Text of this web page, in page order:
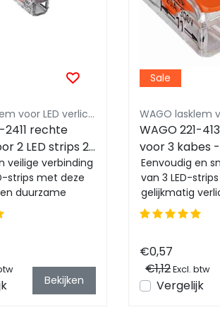
WAGO lasklem voor LED verlichting
2411 rechte
2 LED strips 2
- WAGO
veilige verbinding
strips met deze
duurzame
Bekijken
Sale
WAGO 221-
voor 3 kabes
kabel splitter
Eenvoudig en
van 3 LED-
gelijkmatig
Compacte 3-
voor naadloze
€0,57
€1,12Excl. btw
Vergelijk